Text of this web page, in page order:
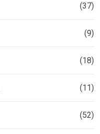
(37)
(9)
(18)
(11)
(52)